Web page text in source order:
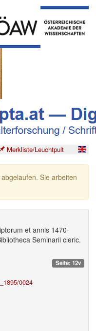
Merkliste/Leuchtpult
Sie arbeiten
et annis 1470-
Seminarii cleric.
Seite: 12v
0024